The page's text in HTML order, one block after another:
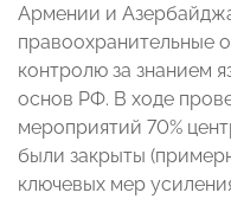
Армении и
правоохранительные
контролю за знанием
основ РФ. В ходе
мероприятий 70%
были закрыты
ключевых мер